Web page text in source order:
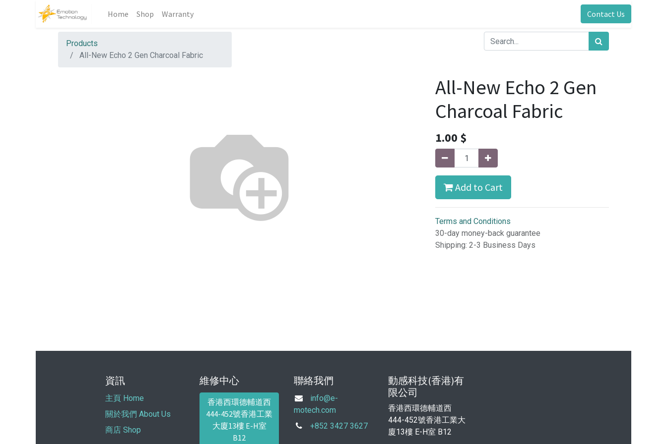
Home Shop Warranty Contact Us
Products
All-New Echo 2 Gen Charcoal Fabric
All-New Echo 2 Gen
Charcoal Fabric
1.00 $
Add to Cart
Terms and Conditions
30-day money-back guarantee
Shipping: 2-3 Business Days
資訊
主頁 Home
關於我們 About Us
商店 Shop
維修中心
香港西環德輔道西
444-452號香港工業
大廈13樓 E-H室
B12
聯絡我們
info@e-
motech.com
+852 3427 3627
動感科技(香港)有
限公司
香港西環德輔道西
444-452號香港工業大
廈13樓 E-H室 B12